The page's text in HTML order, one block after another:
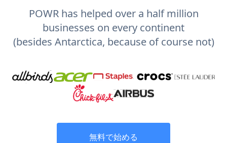
POWR has helped over a half million
businesses on every continent
(besides Antarctica, because of course not)
無料で始める